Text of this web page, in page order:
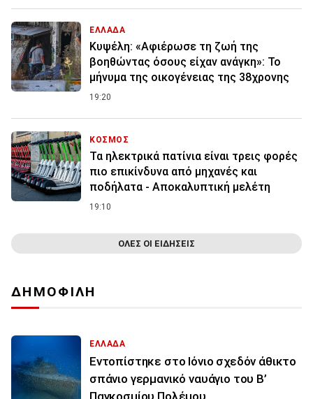
ΕΛΛΑΔΑ
Κυψέλη: «Αφιέρωσε τη ζωή της
βοηθώντας όσους είχαν ανάγκη»: Το
μήνυμα της οικογένειας της 38χρονης
19:20
ΚΟΣΜΟΣ
Τα ηλεκτρικά πατίνια είναι τρεις φορές
πιο επικίνδυνα από μηχανές και
ποδήλατα - Αποκαλυπτική μελέτη
19:10
ΟΛΕΣ ΟΙ ΕΙΔΗΣΕΙΣ
ΔΗΜΟΦΙΛΗ
ΕΛΛΑΔΑ
Εντοπίστηκε στο Ιόνιο σχεδόν άθικτο
σπάνιο γερμανικό ναυάγιο του Β’